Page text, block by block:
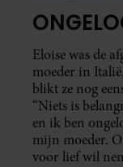
Eloise was de
moeder in
blikt ze nog
“Niets is
en ik ben
mijn moeder.
voor lief wil